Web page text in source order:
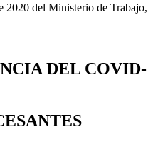
2020 del Ministerio de Trabajo,
DEL COVID-